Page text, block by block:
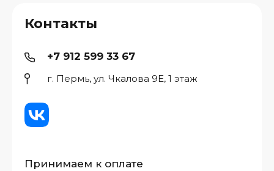
Контакты
+7 912 599 33 67
г. Пермь, ул. Чкалова 9Е, 1 этаж
Принимаем к оплате